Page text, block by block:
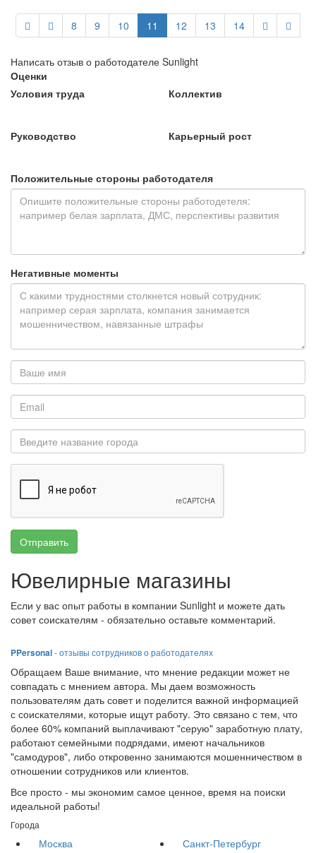
8 9 10 11 12 13 14
Написать отзыв о работодателе Sunlight
Оценки
Условия труда
Коллектив
Руководство Карьерный рост
Положительные стороны работодателя
Негативные моменты
Отправить
Ювелирные магазины
Если у вас опыт работы в компании Sunlight и можете дать
совет соискателям - обязательно оставьте комментарий.
PPersonal- отзывы сотрудников о работодателях
Обращаем Ваше внимание, что мнение редакции может не
совпадать с мнением автора. Мы даем возможность
пользователям дать совет и поделится важной информацией
с соискателями, которые ищут работу. Это связано с тем, что
более 60% компаний выплачивают "серую" заработную плату,
работают семейными подрядами, имеют начальников
"самодуров", либо откровенно занимаются мошенничеством в
отношении сотрудников или клиентов.
Все просто - мы экономим самое ценное, время на поиски
идеальной работы!
Города
Москва
Санкт-Петербург